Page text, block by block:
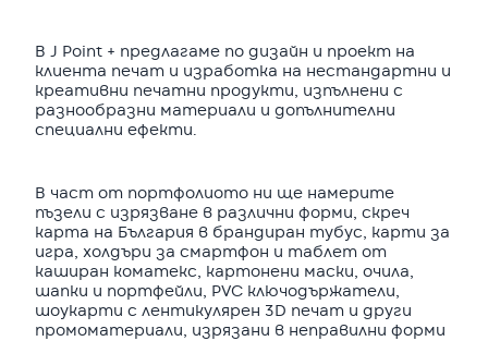
В J Point + предлагаме по дизайн и проект на
клиента печат и изработка на нестандартни и
креативни печатни продукти, изпълнени с
разнообразни материали и допълнителни
специални ефекти.
В част от портфолиото ни ще намерите
пъзели с изрязване в различни форми, скреч
карта на България в брандиран тубус, карти за
игра, холдъри за смартфон и таблет от
каширан коматекс, картонени маски, очила,
шапки и портфейли, PVC ключодържатели,
шоукарти с лентикулярен 3D печат и други
промоматериали, изрязани в неправилни форми